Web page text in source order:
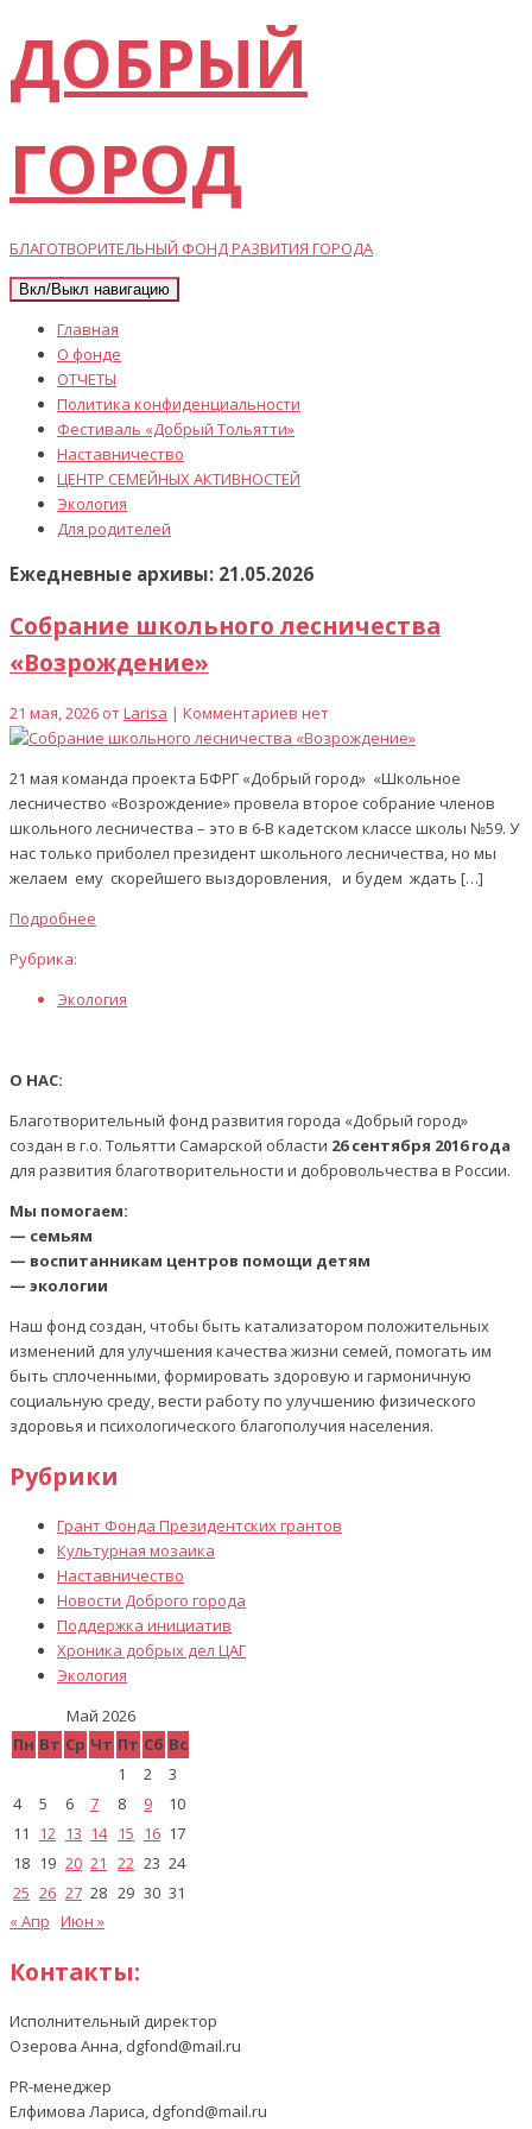
ДОБРЫЙ
ГОРОД
БЛАГОТВОРИТЕЛЬНЫЙ ФОНД РАЗВИТИЯ ГОРОДА
Вкл/Выкл навигацию
Главная
О фонде
ОТЧЕТЫ
Политика конфиденциальности
Фестиваль «Добрый Тольятти»
Наставничество
ЦЕНТР СЕМЕЙНЫХ АКТИВНОСТЕЙ
Экология
Для родителей
Ежедневные архивы: 21.05.2026
Собрание школьного лесничества
«Возрождение»
21 мая, 2026 отLarisa | Комментариев нет
21 мая команда проекта БФРГ «Добрый город» «Школьное
лесничество «Возрождение» провела второе собрание членов
школьного лесничества – это в 6-В кадетском классе школы №59. У
нас только приболел президент школьного лесничества, но мы
желаем ему скорейшего выздоровления, и будем ждать […]
Подробнее
Рубрика:
Экология
О НАС:
Благотворительный фонд развития города «Добрый город»
создан в г.о. Тольятти Самарской области 26 сентября 2016 года
для развития благотворительности и добровольчества в России.
Мы помогаем:
— семьям
— воспитанникам центров помощи детям
— экологии
Наш фонд создан, чтобы быть катализатором положительных
изменений для улучшения качества жизни семей, помогать им
быть сплоченными, формировать здоровую и гармоничную
социальную среду, вести работу по улучшению физического
здоровья и психологического благополучия населения.
Рубрики
Грант Фонда Президентских грантов
Культурная мозаика
Наставничество
Новости Доброго города
Поддержка инициатив
Хроника добрых дел ЦАГ
Экология
Май 2026
Пн Вт Ср Чт Пт Сб Вс
1
2
3
4
5 6 7 8 9
10
11
12 13 14 15 16 17
18 19 20 21 22 23 24
25 26 27 28 29 30 31
« Апр Июн »
Контакты:
Исполнительный директор
Озерова Анна, dgfond@mail.ru
PR-менеджер
Елфимова Лариса, dgfond@mail.ru